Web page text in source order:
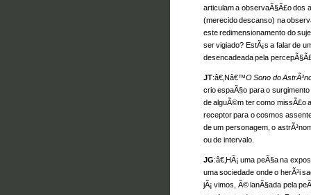
articulam a observaÃ§Ã£o dos
(merecido descanso) na
este redimensionamento do
ser vigiado? EstÃ¡s a falar de
desencadeada pela
JT:â€‚Nâ€™O Sono do
crio espaÃ§o para o surgimento
de alguÃ©m ter como missÃ£o
receptor para o cosmos
de um personagem, o
ou de intervalo.
JG:â€‚HÃ¡ uma peÃ§a na
uma sociedade onde o herÃ³i
jÃ¡ vimos, Ã© lanÃ§ada pela